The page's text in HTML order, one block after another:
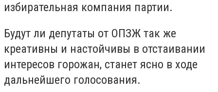
избирательная компания партии.
Будут ли депутаты от ОПЗЖ так же
креативны и настойчивы в отстаивании
интересов горожан, станет ясно в ходе
дальнейшего голосования.